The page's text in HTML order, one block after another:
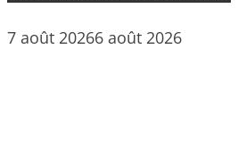
7 août 20266 août 2026